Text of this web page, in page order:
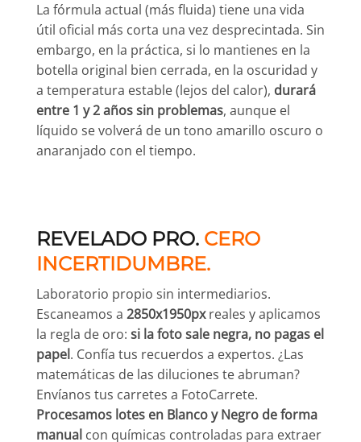
La fórmula actual (más fluida) tiene una vida
útil oficial más corta una vez desprecintada. Sin
embargo, en la práctica, si lo mantienes en la
botella original bien cerrada, en la oscuridad y
a temperatura estable (lejos del calor), durará
entre 1 y 2 años sin problemas, aunque el
líquido se volverá de un tono amarillo oscuro o
anaranjado con el tiempo.
REVELADO PRO. CERO
INCERTIDUMBRE.
Laboratorio propio sin intermediarios.
Escaneamos a 2850x1950pxreales y aplicamos
la regla de oro: si la foto sale negra, no pagas el
papel. Confía tus recuerdos a expertos. ¿Las
matemáticas de las diluciones te abruman?
Envíanos tus carretes a FotoCarrete.
Procesamos lotes en Blanco y Negro de forma
manual con químicas controladas para extraer